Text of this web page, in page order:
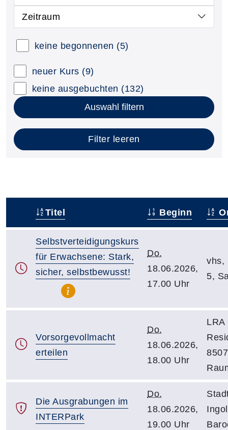
Zeitraum
keine begonnenen (5)
neuer Kurs (9)
keine ausgebuchten (132)
Auswahl filtern
Filter leeren
Titel Beginn
Selbstverteidigungskurs
für Erwachsene: Stark,
sicher, selbstbewusst!
Do.
18.06.2026,
17.00 Uhr
vhs,
5,
Vorsorgevollmacht
erteilen
Do.
18.06.2026,
18.00 Uhr
LRA
Die Ausgrabungen im
INTERPark
Do.
18.06.2026,
19.00 Uhr